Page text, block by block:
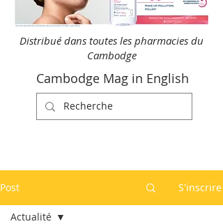
Distribué dans toutes les pharmacies du
Cambodge
Cambodge Mag in English
Post S'inscrire
Actualité